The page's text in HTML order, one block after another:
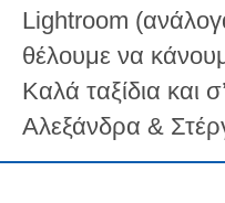
Lightroom
θέλουμε να
Καλά ταξίδια και
Αλεξάνδρα &